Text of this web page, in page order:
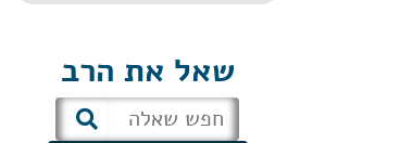
שאל את הרב